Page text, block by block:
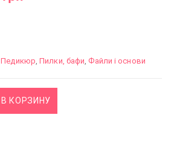
,Педикюр ,Пилки, бафи Файли і основи
В КОРЗИНУ